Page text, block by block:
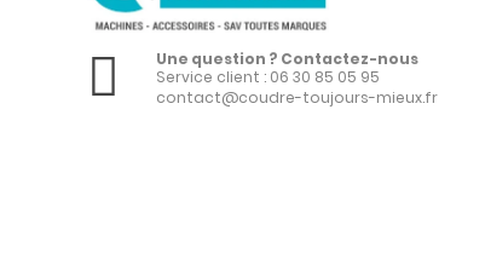
Une question ? Contactez-nous
Service client : 06 30 85 05 95
contact@coudre-toujours-mieux.fr